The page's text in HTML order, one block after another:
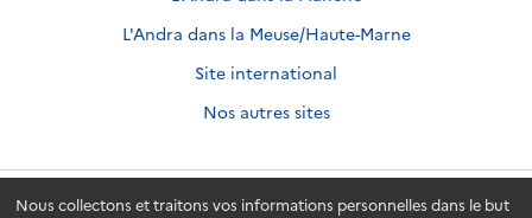
Nous collectons et traitons vos informations personnelles dans le but
L'Andra dans la Meuse/Haute-Marne
Site international
Nos autres sites
Andra.fr © 2026 - Andra. Tous droits réservés.